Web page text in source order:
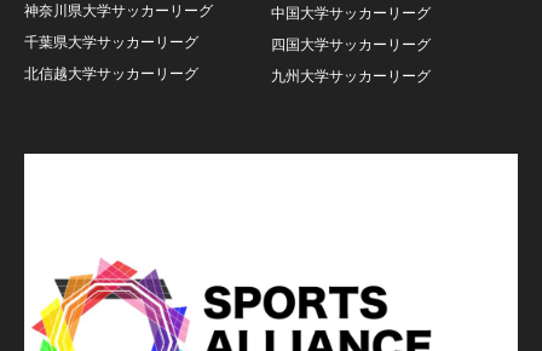
神奈川県大学サッカーリーグ
千葉県大学サッカーリーグ
北信越大学サッカーリーグ
中国大学サッカーリーグ
四国大学サッカーリーグ
九州大学サッカーリーグ